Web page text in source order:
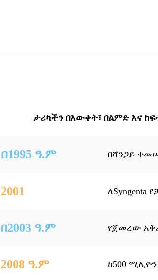
ታሪካችን በእውቀት፣ በልምድ እና
በ1995 ዓ.ም በሻንጋይ
2001
በ2003 ዓ.ም የጀመረው
2008 ዓ.ም ከ500